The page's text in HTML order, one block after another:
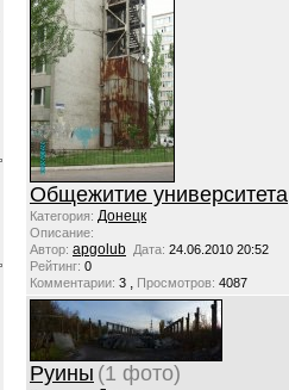
Общежитие университета
Категория: Донецк
Описание:
Автор: apgolub Дата: 24.06.2010 20:52
Рейтинг: 0
Комментарии: 3 , Просмотров: 4087
Руины (1 фото)